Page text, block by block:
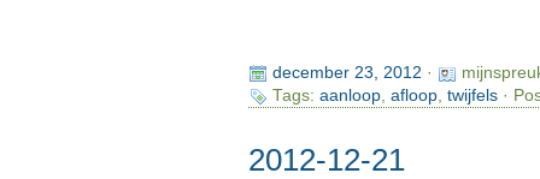
december 23, 2012 ·
Tags: aanloop, afloop, twijfels·
2012-12-21